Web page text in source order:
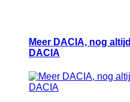
Meer DACIA, nog altijd
DACIA